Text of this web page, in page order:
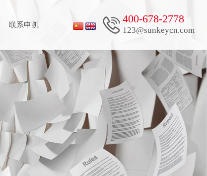
联系申凯 400-678-2778
123@sunkeycn.com